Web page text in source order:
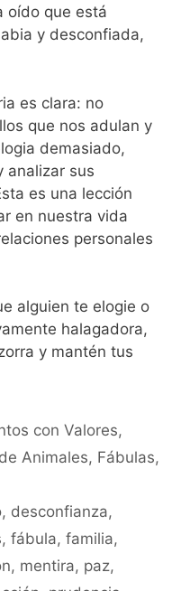
oído que está
y desconfiada,
es clara: no
que nos adulan y
demasiado,
analizar sus
es una lección
en nuestra vida
personales
alguien te elogie o
halagadora,
y mantén tus
con Valores,
Animales, Fábulas,
, desconfianza,
, fábula, familia,
, mentira, paz,